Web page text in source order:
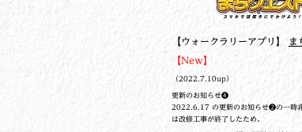
【ウォークラリーアプリ】 ま
【New】
（2022.7.10up）
更新のお知らせ❹
2022.6.17 の更新のお知らせ❷の一時
は改修工事が終了したため、